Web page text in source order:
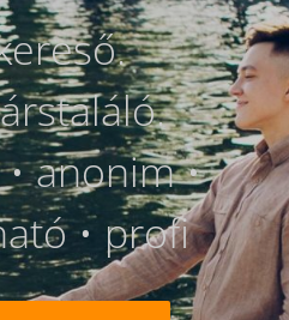
anonim •
• profi